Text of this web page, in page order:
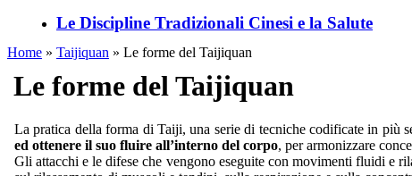
Le Discipline Tradizionali Cinesi e la Salute
Home » Taijiquan » Le forme del Taijiquan
Le forme del Taijiquan
La pratica della forma di Taiji, una serie di tecniche codificate in più
ed ottenere il suo fluire all’interno del corpo, per armonizzare
Gli attacchi e le difese che vengono eseguite con movimenti fluidi e